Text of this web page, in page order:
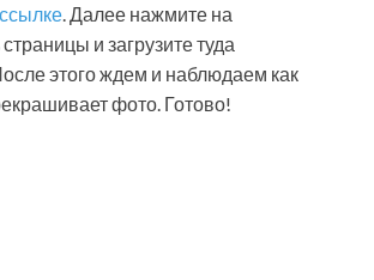
ссылке . Далее нажмите на
и загрузите туда
этого ждем и наблюдаем как
фото. Готово!